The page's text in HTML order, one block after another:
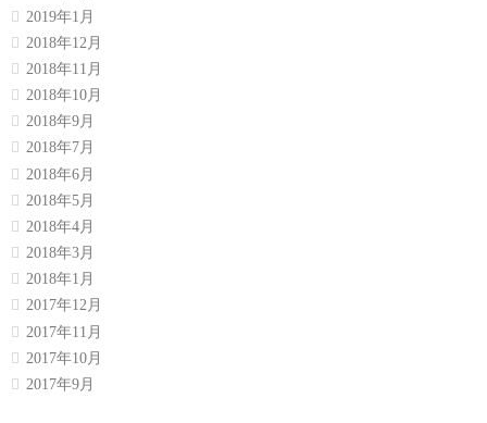
2019年1月
2018年12月
2018年11月
2018年10月
2018年9月
2018年7月
2018年6月
2018年5月
2018年4月
2018年3月
2018年1月
2017年12月
2017年11月
2017年10月
2017年9月